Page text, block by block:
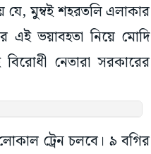
যে, মুম্বই শহরতলি এলাকার
এই ভয়াবহতা নিয়ে মোদি
নেতারা সরকারের
ট্রেন চলবে। ৯ বগির